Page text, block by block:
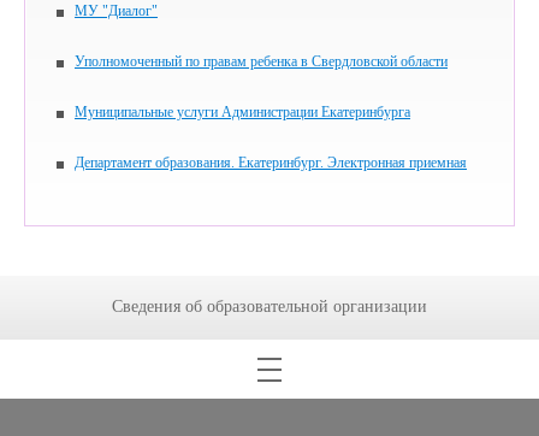
МУ "Диалог"
Уполномоченный по правам ребенка в Свердловской области
Муниципальные услуги Администрации Екатеринбурга
Департамент образования. Екатеринбург. Электронная приемная
Сведения об образовательной организации